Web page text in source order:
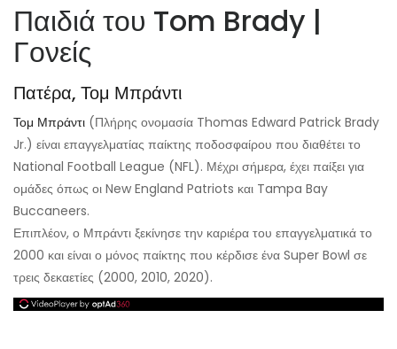
Παιδιά του Tom Brady |
Γονείς
Πατέρα, Τομ Μπράντι
Τομ Μπράντι (Πλήρης ονομασία Thomas Edward Patrick Brady
Jr.) είναι επαγγελματίας παίκτης ποδοσφαίρου που διαθέτει το
National Football League (NFL). Μέχρι σήμερα, έχει παίξει για
ομάδες όπως οι New England Patriots και Tampa Bay
Buccaneers.
Επιπλέον, ο Μπράντι ξεκίνησε την καριέρα του επαγγελματικά το
2000 και είναι ο μόνος παίκτης που κέρδισε ένα Super Bowl σε
τρεις δεκαετίες (2000, 2010, 2020).